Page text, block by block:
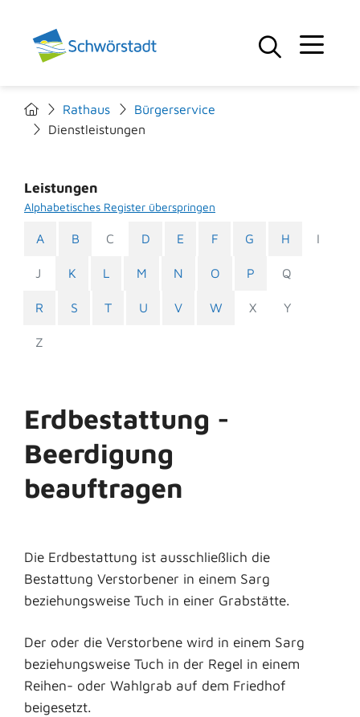
Rathaus
Bürgerservice
Dienstleistungen
Leistungen
Alphabetisches Register überspringen
A B C D E F G H I
J K L M N O P Q
R S T U V W X Y
Z
Erdbestattung -
Beerdigung
beauftragen
Die Erdbestattung ist ausschließlich die
Bestattung Verstorbener in einem Sarg
beziehungsweise Tuch in einer Grabstätte.
Der oder die Verstorbene wird in einem Sarg
beziehungsweise Tuch in der Regel in einem
Reihen- oder Wahlgrab auf dem Friedhof
beigesetzt.